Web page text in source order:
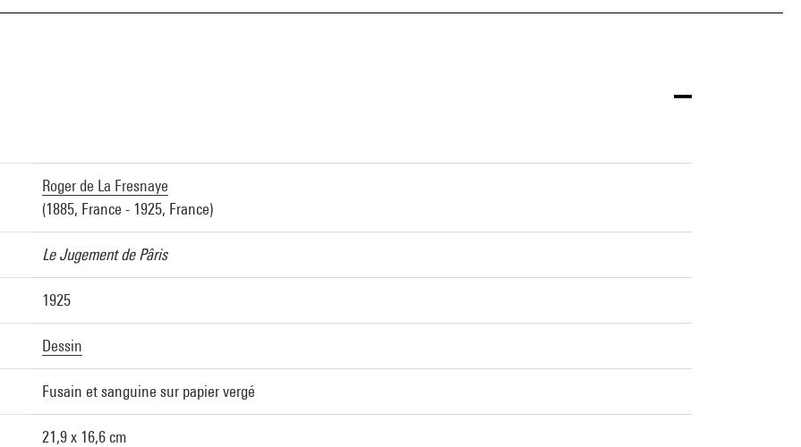
Referencia de la imagen : 4Y00854
Roger de La Fresnaye
(1885, France - 1925, France)
Le Jugement de Pâris
1925
Dessin
Fusain et sanguine sur papier vergé
21,9 x 16,6 cm